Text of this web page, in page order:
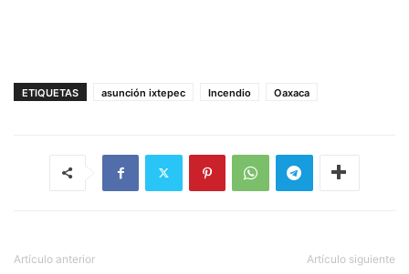
ETIQUETAS asunción ixtepec Incendio Oaxaca
Artículo anterior Artículo siguiente